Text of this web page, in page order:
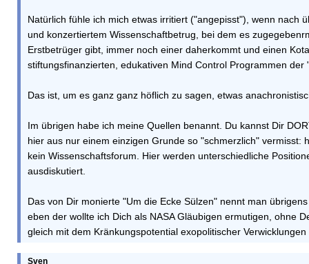
Natürlich fühle ich mich etwas irritiert ("angepisst"), wenn nach
und konzertiertem Wissenschaftbetrug, bei dem es
Erstbetrüger gibt, immer noch einer daherkommt und einen
stiftungsfinanzierten, edukativen Mind Control Programmen der
Das ist, um es ganz ganz höflich zu sagen, etwas
Im übrigen habe ich meine Quellen benannt. Du kannst Dir
hier aus nur einem einzigen Grunde so "schmerzlich" vermisst:
kein Wissenschaftsforum. Hier werden unterschiedliche
ausdiskutiert.
Das von Dir monierte "Um die Ecke Sülzen" nennt man
eben der wollte ich Dich als NASA Gläubigen ermutigen, ohne
gleich mit dem Kränkungspotential exopolitischer
Sven